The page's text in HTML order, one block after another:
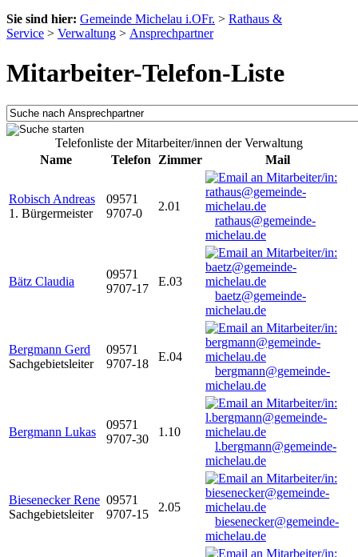
Sie sind hier: Gemeinde Michelau i.OFr. > Rathaus &
Service > Verwaltung > Ansprechpartner
Mitarbeiter-Telefon-Liste
Telefonliste der Mitarbeiter/innen der Verwaltung
Name
Telefon Zimmer Mail
Robisch Andreas
1. Bürgermeister
09571
9707-0
2.01
rathaus@gemeinde-
michelau.de
Bätz Claudia
09571
9707-17
E.03
baetz@gemeinde-
michelau.de
Bergmann Gerd
Sachgebietsleiter
09571
9707-18
E.04
bergmann@gemeinde-
michelau.de
Bergmann Lukas
09571
9707-30
1.10
l.bergmann@gemeinde-
michelau.de
Biesenecker Rene
Sachgebietsleiter
09571
9707-15
2.05
biesenecker@gemeinde-
michelau.de